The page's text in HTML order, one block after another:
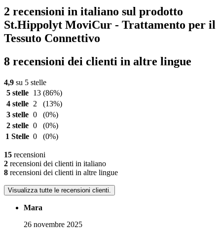
2 recensioni in italiano sul prodotto
St.Hippolyt MoviCur - Trattamento per il
Tessuto Connettivo
8 recensioni dei clienti in altre lingue
4,9 su 5 stelle
5 stelle
13 (86%)
4 stelle
2
(13%)
3 stelle 0
(0%)
2 stelle 0
(0%)
1 Stelle 0 (0%)
15 recensioni
2 recensioni dei clienti in italiano
8 recensioni dei clienti in altre lingue
Visualizza tutte le recensioni clienti.
Mara
26 novembre 2025